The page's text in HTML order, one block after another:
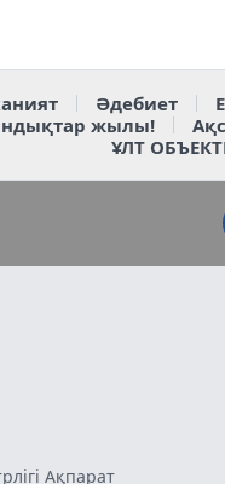
Әдебиет
жылы!
ҰЛТ
Ақпарат